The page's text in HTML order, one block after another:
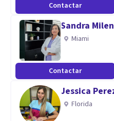
Contactar
Sandra
Miami
Contactar
Jessica
Florida